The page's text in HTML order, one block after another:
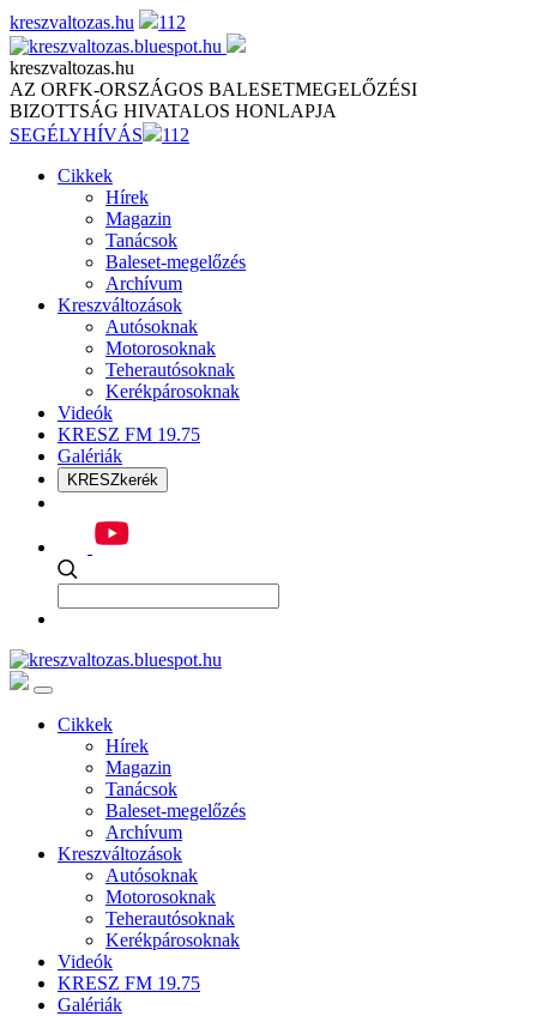
Skip
to
content
kreszvaltozas.hu 112
kreszvaltozas.hu
AZ ORFK-ORSZÁGOS BALESETMEGELŐZÉSI
BIZOTTSÁG HIVATALOS HONLAPJA
SEGÉLYHÍVÁS
112
Cikkek
Hírek
Magazin
Tanácsok
Baleset-megelőzés
Archívum
Kreszváltozások
Autósoknak
Motorosoknak
Teherautósoknak
Kerékpárosoknak
Videók
KRESZ FM 19.75
Galériák
KRESZkerék
Cikkek
Hírek
Magazin
Tanácsok
Baleset-megelőzés
Archívum
Kreszváltozások
Autósoknak
Motorosoknak
Teherautósoknak
Kerékpárosoknak
Videók
KRESZ FM 19.75
Galériák